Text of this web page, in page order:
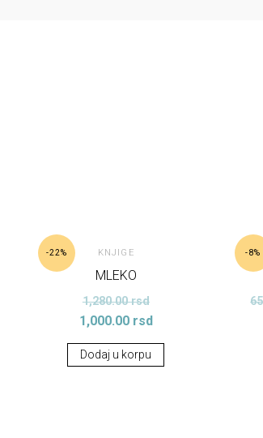
-22% KNJIGE
MLEKO
1,280.00rsd
1,000.00 rsd
Dodaj u korpu
-8%